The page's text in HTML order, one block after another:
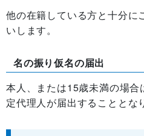
他の在籍している方と十分に
いします。
名の振り仮名の届出
本人、または15歳未満の場
定代理人が届出することとな